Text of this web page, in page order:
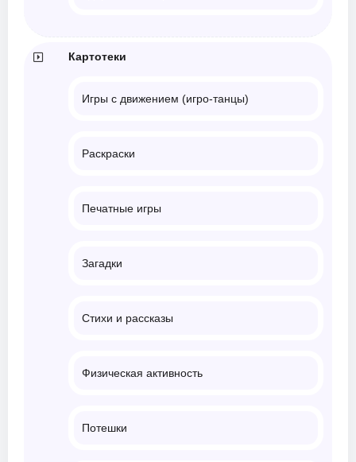
Картотеки
Игры с движением (игро-танцы)
Раскраски
Печатные игры
Загадки
Стихи и рассказы
Физическая активность
Потешки